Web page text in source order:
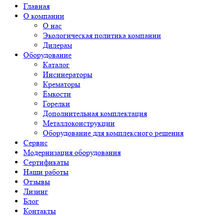
Главная
О компании
О нас
Экологическая политика компании
Дилерам
Оборудование
Каталог
Инсинераторы
Крематоры
Ёмкости
Горелки
Дополнительная комплектация
Металлоконструкции
Оборудование для комплексного решения
Сервис
Модернизация оборудования
Сертификаты
Наши работы
Отзывы
Лизинг
Блог
Контакты